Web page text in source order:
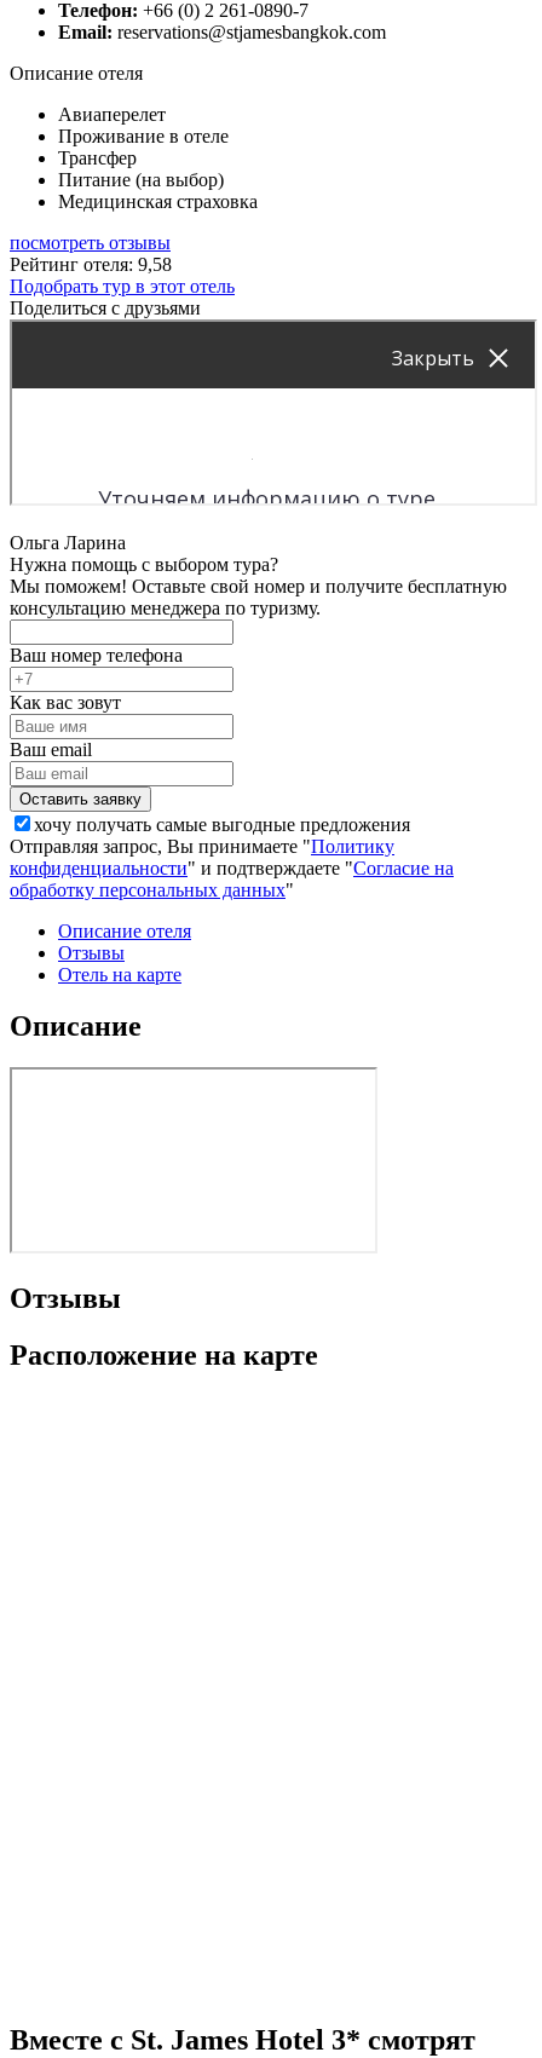
Телефон: +66 (0) 2 261-0890-7
Email: reservations@stjamesbangkok.com
Описание отеля
Авиаперелет
Проживание в отеле
Трансфер
Питание (на выбор)
Медицинская страховка
посмотреть отзывы
Рейтинг отеля: 9,58
Подобрать тур в этот отель
Поделиться с друзьями
Ольга Ларина
Нужна помощь с выбором тура?
Мы поможем! Оставьте свой номер и получите бесплатную
консультацию менеджера по туризму.
Ваш номер телефона
Как вас зовут
Ваш email
хочу получать самые выгодные предложения
Отправляя запрос, Вы принимаете "Политику
конфиденциальности" и подтверждаете "Согласие на
обработку персональных данных"
Описание отеля
Отзывы
Отель на карте
Описание
Отзывы
Расположение на карте
Вместе с St. James Hotel 3* смотрят